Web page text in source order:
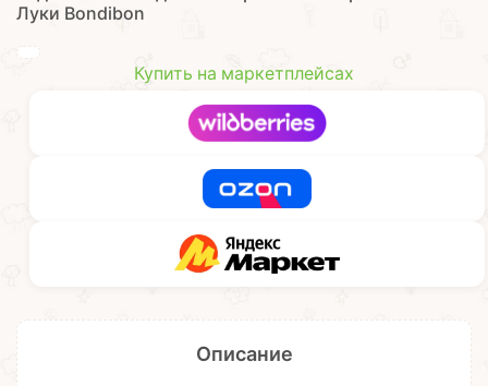
Луки Bondibon
Купить на маркетплейсах
Описание